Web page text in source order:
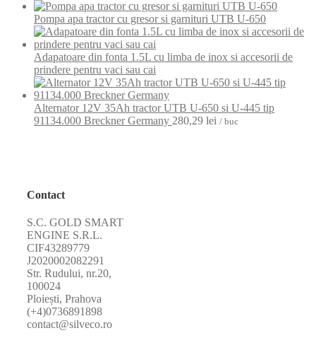
Pompa apa tractor cu gresor si garnituri UTB U-650
Adapatoare din fonta 1.5L cu limba de inox si accesorii de
prindere pentru vaci sau cai
Alternator 12V 35Ah tractor UTB U-650 si U-445 tip
91134.000 Breckner Germany 280,29 lei / buc
Contact
S.C. GOLD SMART
ENGINE S.R.L.
CIF43289779
J2020002082291
Str. Rudului, nr.20,
100024
Ploiești, Prahova
(+4)0736891898
contact@silveco.ro